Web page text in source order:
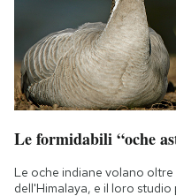
Le formidabili “oche
Le oche indiane volano oltre
dell'Himalaya, e il loro